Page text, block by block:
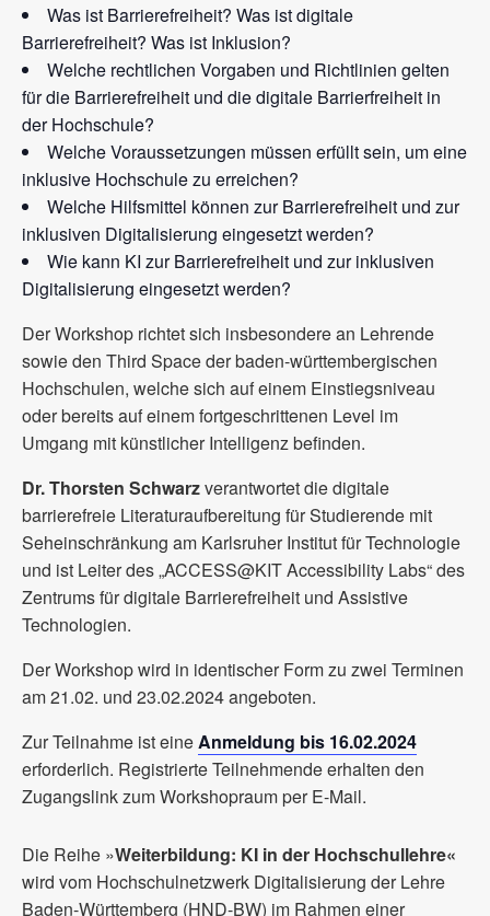
Was ist Barrierefreiheit? Was ist digitale
Barrierefreiheit? Was ist Inklusion?
Welche rechtlichen Vorgaben und Richtlinien gelten
für die Barrierefreiheit und die digitale Barrierfreiheit in
der Hochschule?
Welche Voraussetzungen müssen erfüllt sein, um eine
inklusive Hochschule zu erreichen?
Welche Hilfsmittel können zur Barrierefreiheit und zur
inklusiven Digitalisierung eingesetzt werden?
Wie kann KI zur Barrierefreiheit und zur inklusiven
Digitalisierung eingesetzt werden?
Der Workshop richtet sich insbesondere an Lehrende
sowie den Third Space der baden-württembergischen
Hochschulen, welche sich auf einem Einstiegsniveau
oder bereits auf einem fortgeschrittenen Level im
Umgang mit künstlicher Intelligenz befinden.
Dr. Thorsten Schwarzverantwortet die digitale
barrierefreie Literaturaufbereitung für Studierende mit
Seheinschränkung am Karlsruher Institut für Technologie
und ist Leiter des „ACCESS@KIT Accessibility Labs“ des
Zentrums für digitale Barrierefreiheit und Assistive
Technologien.
Der Workshop wird in identischer Form zu zwei Terminen
am 21.02. und 23.02.2024 angeboten.
Zur Teilnahme ist eine Anmeldung bis 16.02.2024
erforderlich. Registrierte Teilnehmende erhalten den
Zugangslink zum Workshopraum per E-Mail.
Die Reihe »Weiterbildung: KI in der Hochschullehre«
wird vom Hochschulnetzwerk Digitalisierung der Lehre
Baden-Württemberg (HND-BW) im Rahmen einer